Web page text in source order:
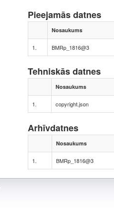
Pieejamās datnes
Nosaukums
1. BMRp_1816@3
Tehniskās datnes
Nosaukums
1. copyright.json
Arhīvdatnes
Nosaukums
1. BMRp_1816@3